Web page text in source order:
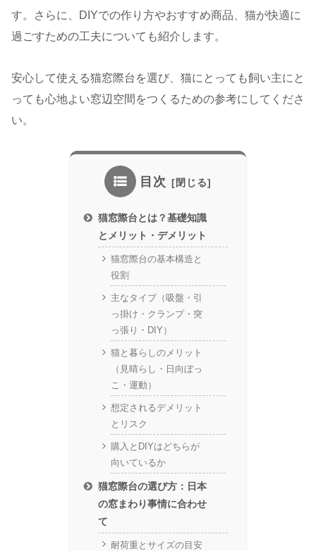
す。さらに、DIYでの作り方やおすすめ商品、猫が快適に
過ごすための工夫についても紹介します。
安心して使える猫窓際台を選び、猫にとっても飼い主にと
っても心地よい窓辺空間をつくるための参考にしてくださ
い。
目次
猫窓際台とは？基礎知識
とメリット・デメリット
猫窓際台の基本構造と
役割
主なタイプ（吸盤・引
っ掛け・クランプ・突
っ張り・DIY）
猫と暮らしのメリット
（見晴らし・日向ぼっ
こ・運動）
想定されるデメリット
とリスク
購入とDIYはどちらが
向いているか
猫窓際台の選び方：日本
の窓まわり事情に合わせ
て
耐荷重とサイズの目安